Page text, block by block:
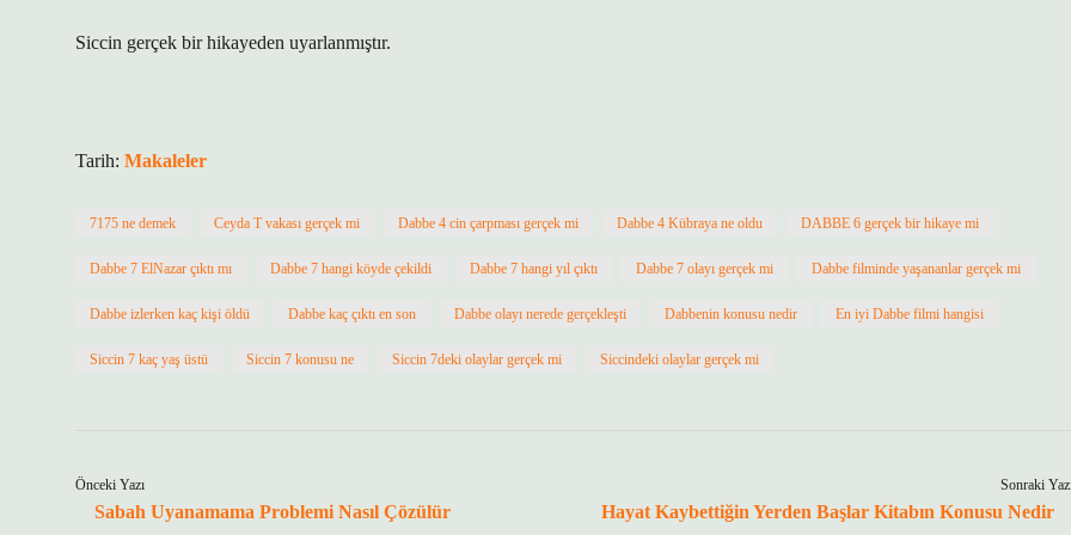
Siccin gerçek bir hikayeden uyarlanmıştır.
Tarih: Makaleler
7175 ne demek Ceyda T vakası gerçek mi Dabbe 4 cin çarpması gerçek mi Dabbe 4 Kübraya ne oldu DABBE 6 gerçek bir hikaye mi
Dabbe 7 ElNazar çıktı mı Dabbe 7 hangi köyde çekildi Dabbe 7 hangi yıl çıktı Dabbe 7 olayı gerçek mi Dabbe filminde yaşananlar gerçek mi
Dabbe izlerken kaç kişi öldü Dabbe kaç çıktı en son Dabbe olayı nerede gerçekleşti Dabbenin konusu nedir En iyi Dabbe filmi hangisi
Siccin 7 kaç yaş üstü Siccin 7 konusu ne Siccin 7deki olaylar gerçek mi Siccindeki olaylar gerçek mi
Önceki Yazı
Sabah Uyanamama Problemi Nasıl Çözülür
Sonraki
Hayat Kaybettiğin Yerden Başlar Kitabın Konusu Nedir